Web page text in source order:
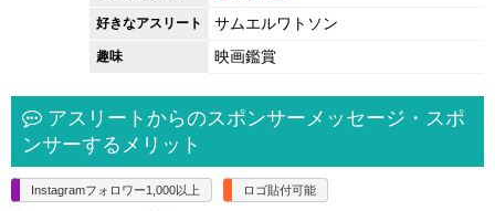
好きなアスリート サムエルワトソン
趣味 映画鑑賞
アスリートからのスポンサーメッセージ・スポ
ンサーするメリット
Instagramフォロワー1,000以上 ロゴ貼付可能